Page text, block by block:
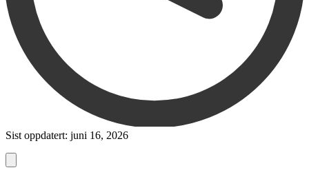
Sist oppdatert: juni 16, 2026